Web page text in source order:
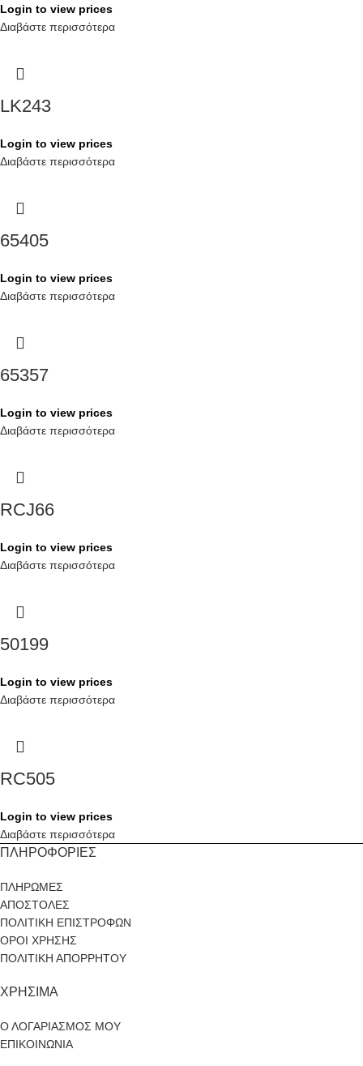
Login to view prices
Διαβάστε περισσότερα
LK243
Login to view prices
Διαβάστε περισσότερα
65405
Login to view prices
Διαβάστε περισσότερα
65357
Login to view prices
Διαβάστε περισσότερα
RCJ66
Login to view prices
Διαβάστε περισσότερα
50199
Login to view prices
Διαβάστε περισσότερα
RC505
Login to view prices
Διαβάστε περισσότερα
ΠΛΗΡΟΦΟΡΙΕΣ
ΠΛΗΡΩΜΕΣ
ΑΠΟΣΤΟΛΕΣ
ΠΟΛΙΤΙΚΗ ΕΠΙΣΤΡΟΦΩΝ
ΟΡΟΙ ΧΡΗΣΗΣ
ΠΟΛΙΤΙΚΗ ΑΠΟΡΡΗΤΟΥ
ΧΡΗΣΙΜΑ
Ο ΛΟΓΑΡΙΑΣΜΟΣ ΜΟΥ
ΕΠΙΚΟΙΝΩΝΙΑ